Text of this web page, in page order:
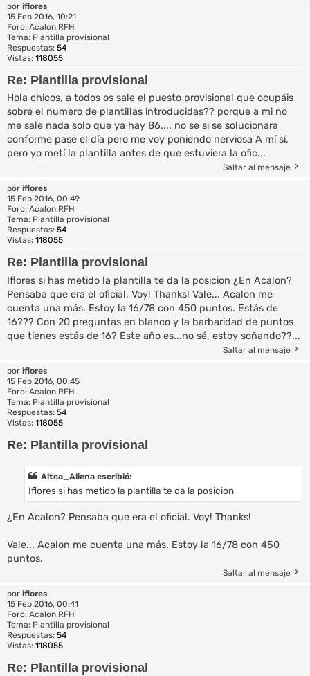
por iflores
15 Feb 2016, 10:21
Foro: Acalon.RFH
Tema: Plantilla provisional
Respuestas: 54
Vistas: 118055
Re: Plantilla provisional
Hola chicos, a todos os sale el puesto provisional que ocupáis
sobre el numero de plantillas introducidas?? porque a mi no
me sale nada solo que ya hay 86.... no se si se solucionara
conforme pase el día pero me voy poniendo nerviosa A mí sí,
pero yo metí la plantilla antes de que estuviera la ofic...
Saltar al mensaje
por iflores
15 Feb 2016, 00:49
Foro: Acalon.RFH
Tema: Plantilla provisional
Respuestas: 54
Vistas: 118055
Re: Plantilla provisional
Iflores si has metido la plantilla te da la posicion ¿En Acalon?
Pensaba que era el oficial. Voy! Thanks! Vale... Acalon me
cuenta una más. Estoy la 16/78 con 450 puntos. Estás de
16??? Con 20 preguntas en blanco y la barbaridad de puntos
que tienes estás de 16? Este año es...no sé, estoy soñando??...
Saltar al mensaje
por iflores
15 Feb 2016, 00:45
Foro: Acalon.RFH
Tema: Plantilla provisional
Respuestas: 54
Vistas: 118055
Re: Plantilla provisional
Altea_Aliena escribió:
Iflores si has metido la plantilla te da la posicion
¿En Acalon? Pensaba que era el oficial. Voy! Thanks!
Vale... Acalon me cuenta una más. Estoy la 16/78 con 450
puntos.
Saltar al mensaje
por iflores
15 Feb 2016, 00:41
Foro: Acalon.RFH
Tema: Plantilla provisional
Respuestas: 54
Vistas: 118055
Re: Plantilla provisional